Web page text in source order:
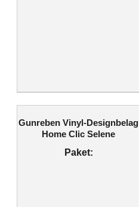
Gunreben Vinyl-Designbelag
Home Clic Selene
Paket: